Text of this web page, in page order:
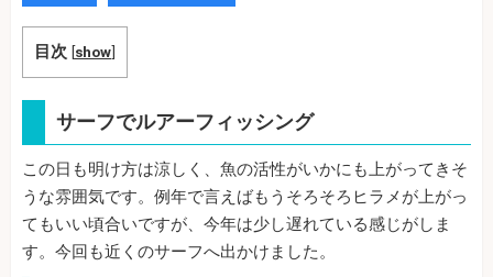
目次 [show]
サーフでルアーフィッシング
この日も明け方は涼しく、魚の活性がいかにも上がってきそ
うな雰囲気です。例年で言えばもうそろそろヒラメが上がっ
てもいい頃合いですが、今年は少し遅れている感じがしま
す。今回も近くのサーフへ出かけました。